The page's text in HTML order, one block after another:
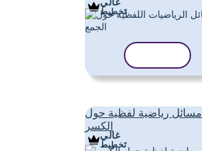
غالي
تَخطِيط
مسائل رياضية لفظية حول
الكسر
غالي
تَخطِيط